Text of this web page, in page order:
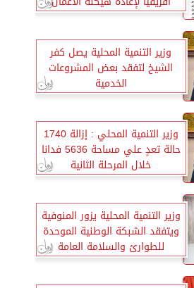
وتشجيع الاستثمار
وزير التنمية المحلية يصل كفر
الشيخ لتفقد بعض المشروعات
الخدمية
وزير التنمية المحلي : إزالة 1740
حالة تعدٍ علي مساحة 5636 فدانا
خلال المرحلة الثانية
وزير التنمية المحلية يزور المنوفية
ويتفقد الشبكة الوطنية الموحدة
للطوارئ والسلامة العامة